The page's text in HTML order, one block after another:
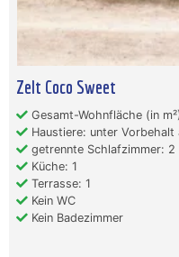
Zelt Coco Sweet
Gesamt-Wohnfläche (in
Haustiere: unter Vorbehalt
getrennte Schlafzimmer: 2
Küche: 1
Terrasse: 1
Kein WC
Kein Badezimmer